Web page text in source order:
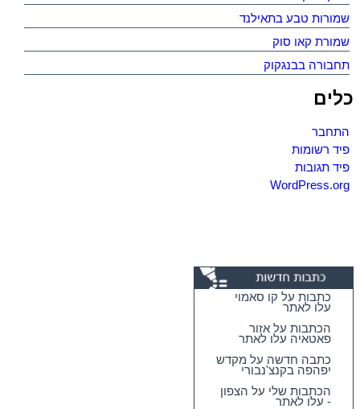
שמורות טבע בתאילנד
שמורת קאו סוק
תחבורה בבנגקוק
כלים
התחבר
פיד רשומות
פיד תגובות
WordPress.org
כתבות על קו סאמוי
עלו לאתר
הכתבות על אזור
פאטאיה עלו לאתר
כתבה חדשה על מקדש
יפהפה בקנצ'נבורי
הכתבות שלי על הצפון
- עלו לאתר